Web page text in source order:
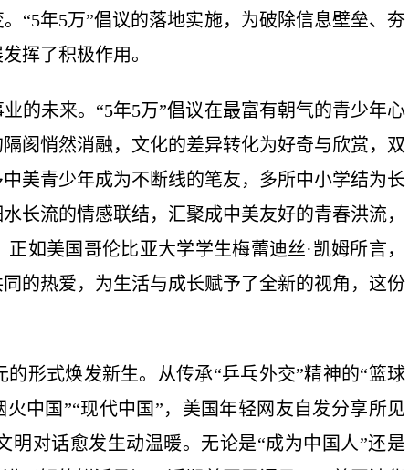
“5年5万”倡议的落地实施，为破除信息壁垒、夯
挥了积极作用。
未来。“5年5万”倡议在最富有朝气的青少年心
阂悄然消融，文化的差异转化为好奇与欣赏，双
美青少年成为不断线的笔友，多所中小学结为长
流的情感联结，汇聚成中美友好的青春洪流，
如美国哥伦比亚大学学生梅蕾迪丝·凯姆所言，
的热爱，为生活与成长赋予了全新的视角，这份
式焕发新生。从传承“乒乓外交”精神的“篮球
中国”“现代中国”，美国年轻网友自发分享所见
对话愈发生动温暖。无论是“成为中国人”还是